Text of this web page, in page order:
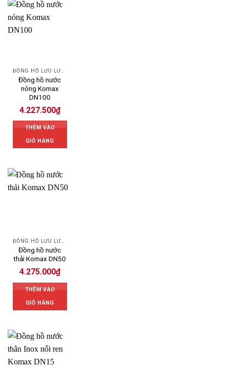
ĐỒNG HỒ LƯU LƯỢNG NƯỚC KOMAX
Đồng hồ nước
nóng Komax
DN100
4.227.500₫
THÊM VÀO
GIỎ HÀNG
ĐỒNG HỒ LƯU LƯỢNG NƯỚC KOMAX
Đồng hồ nước
thải Komax DN50
4.275.000₫
THÊM VÀO
GIỎ HÀNG